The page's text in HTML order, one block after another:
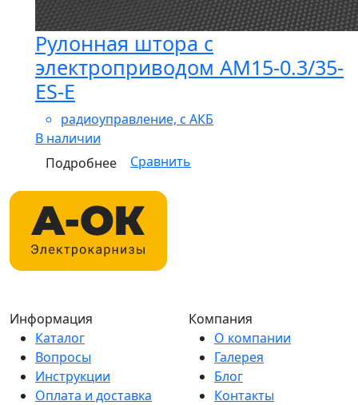
⁠Рулонная штора с
электроприводом АМ15-0.3/35-
ES-E
радиоуправление, с АКБ
В наличии
Подробнее
Сравнить
Информация
Каталог
Вопросы
Инструкции
Оплата и доставка
Компания
О компании
Галерея
Блог
Контакты